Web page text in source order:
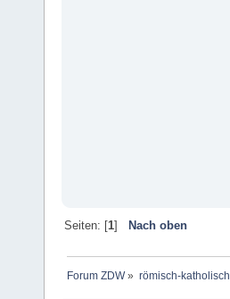
Seiten: [1] Nach oben
Forum ZDW» römisch-katholisch